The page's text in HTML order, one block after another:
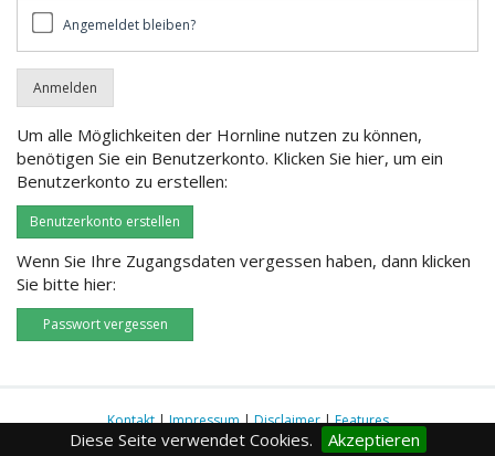
Diese Seite verwendet Cookies. Akzeptieren
bleiben?Angemeldet bleiben?
Um alle Möglichkeiten der Hornline nutzen zu können,
benötigen Sie ein Benutzerkonto. Klicken Sie hier, um ein
Benutzerkonto zu erstellen:
Benutzerkonto erstellen
Wenn Sie Ihre Zugangsdaten vergessen haben, dann klicken
Sie bitte hier:
Passwort vergessen
Kontakt|Impressum|Disclaimer|Features